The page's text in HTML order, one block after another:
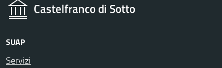
Castelfranco di Sotto
SUAP
Servizi